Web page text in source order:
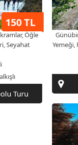
Öğle
Seyahat
Turu